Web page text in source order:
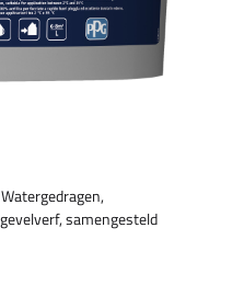
samengesteld